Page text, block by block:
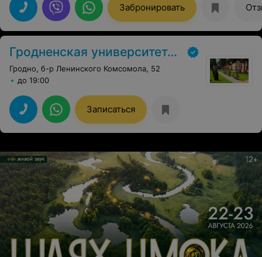
Забронировать
Гродненская университетская клиника
Гродно, б-р Ленинского Комсомола, 52
до 19:00
Записаться